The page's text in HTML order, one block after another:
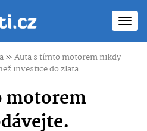
»Auta s tímto motorem nikdy
investice do zlata
motorem